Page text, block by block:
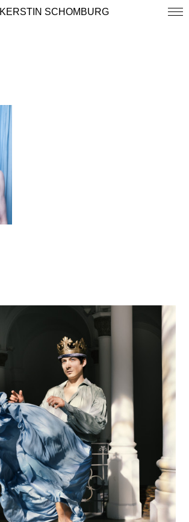
KERSTIN SCHOMBURG